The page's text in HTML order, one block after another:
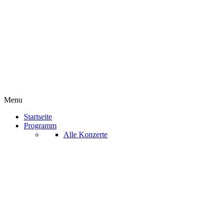
Menu
Startseite
Programm
Alle Konzerte